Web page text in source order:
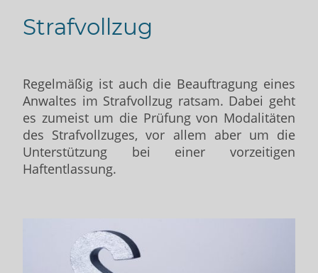
Strafvollzug
Regelmäßig ist auch die Beauftragung eines
Anwaltes im Strafvollzug ratsam. Dabei geht
es zumeist um die Prüfung von Modalitäten
des Strafvollzuges, vor allem aber um die
Unterstützung bei einer vorzeitigen
Haftentlassung.